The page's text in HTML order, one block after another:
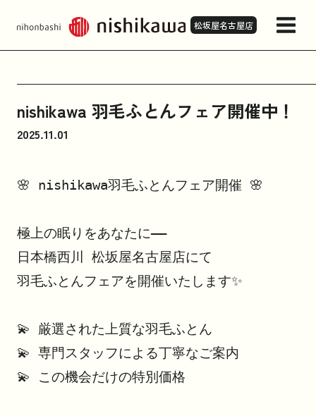
松坂屋名古屋店
店舗情報・アクセス
来店予約
商品一覧
お問い合わせ
nishikawa 羽毛ふとんフェア開催中！
2025.11.01
🌸 nishikawa羽毛ふとんフェア開催 🌸
極上の眠りをあなたに——
日本橋西川 松坂屋名古屋店にて
羽毛ふとんフェアを開催いたします✨
💫 厳選された上質な羽毛ふとん
💫 専門スタッフによる丁寧なご案内
💫 この機会だけの特別価格